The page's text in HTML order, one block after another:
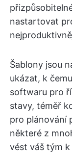
nastartovat
Šablony jsou
ukázat, k
softwaru pro
stavy, téměř
pro plánování
některé z
vést váš tým k